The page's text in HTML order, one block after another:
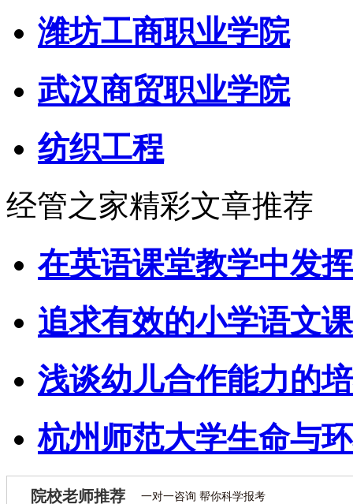
潍坊工商职业学院
武汉商贸职业学院
纺织工程
经管之家精彩文章推荐
在英语课堂教学中发
追求有效的小学语文
浅谈幼儿合作能力的
杭州师范大学生命与
院校老师推荐 一对一咨询 帮你科学报考